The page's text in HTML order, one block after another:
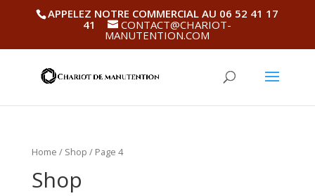
APPELEZ NOTRE COMMERCIAL AU 06 52 41 17
41
CONTACT@CHARIOT-
MANUTENTION.COM
Home / Shop / Page 4
Shop